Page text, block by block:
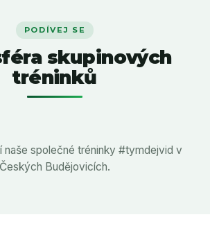
PODÍVEJ SE
skupinových
tréninků
naše společné tréninky #tymdejvid v
Českých Budějovicích.